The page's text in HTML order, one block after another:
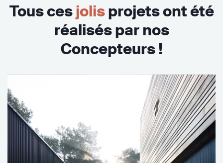
Tous cesjolisprojets ont été
réalisés par nos
Concepteurs !